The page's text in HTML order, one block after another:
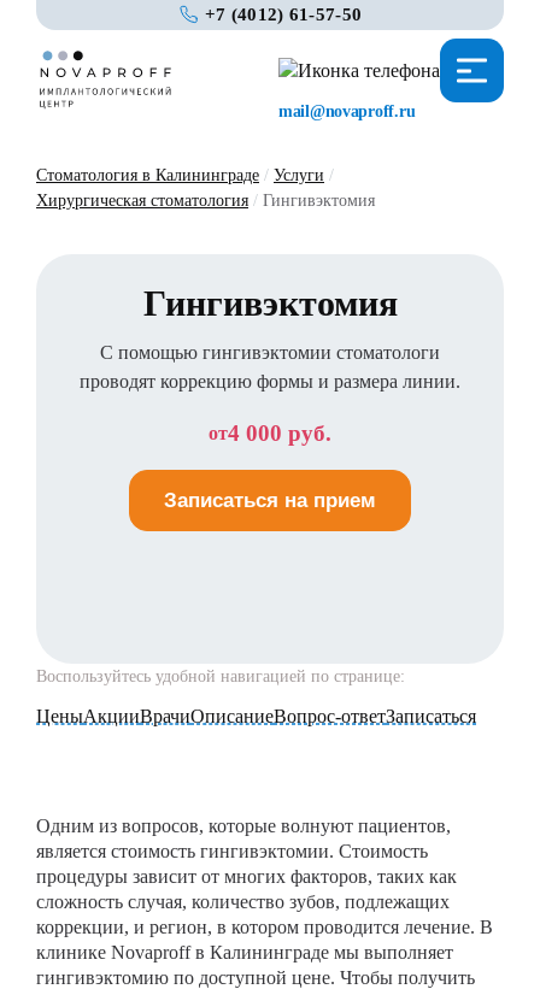
+7 (4012) 61-57-50
mail@novaproff.ru
Стоматология в Калининграде / Услуги /
Хирургическая стоматология / Гингивэктомия
Гингивэктомия
С помощью гингивэктомии стоматологи
проводят коррекцию формы и размера линии.
от4 000 руб.
Записаться на прием
Воспользуйтесь удобной навигацией по странице:
ЦеныАкцииВрачиОписаниеВопрос-ответЗаписаться
Одним из вопросов, которые волнуют пациентов,
является стоимость гингивэктомии. Стоимость
процедуры зависит от многих факторов, таких как
сложность случая, количество зубов, подлежащих
коррекции, и регион, в котором проводится лечение. В
клинике Novaproff в Калининграде мы выполняет
гингивэктомию по доступной цене. Чтобы получить